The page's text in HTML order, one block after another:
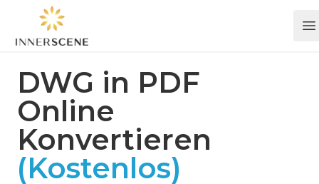
DWG in PDF
Online
Konvertieren
(Kostenlos)